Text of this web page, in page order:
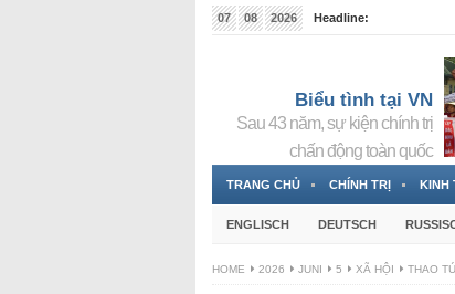
07 08 2026
Headline:
Biểu tình tại VN
Sau 43 năm, sự kiện chính trị
chấn động toàn quốc
TRANG CHỦ CHÍNH TRỊ KINH
ENGLISCH DEUTSCH
HOME 2026 JUNI 5 XÃ HỘI THAO